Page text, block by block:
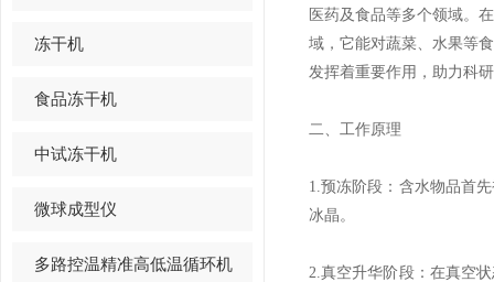
冻干机
食品冻干机
中试冻干机
微球成型仪
多路控温精准高低温循环机
医药及食品等多个领域。
域，它能对蔬菜、水果等
发挥着重要作用，助力科
二、工作原理
1.预冻阶段：含水物品首
冰晶。
2.真空升华阶段：在真空